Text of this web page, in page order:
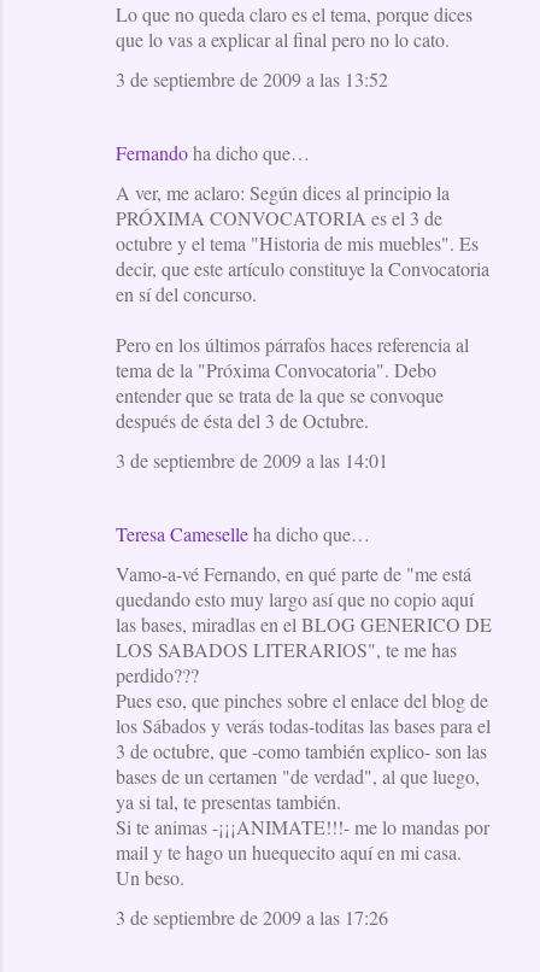
Lo que no queda claro es el tema, porque dices
que lo vas a explicar al final pero no lo cato.
3 de septiembre de 2009 a las 13:52
Fernandoha dicho que…
A ver, me aclaro: Según dices al principio la
PRÓXIMA CONVOCATORIA es el 3 de
octubre y el tema "Historia de mis muebles". Es
decir, que este artículo constituye la Convocatoria
en sí del concurso.
Pero en los últimos párrafos haces referencia al
tema de la "Próxima Convocatoria". Debo
entender que se trata de la que se convoque
después de ésta del 3 de Octubre.
3 de septiembre de 2009 a las 14:01
Teresa Cameselleha dicho que…
Vamo-a-vé Fernando, en qué parte de "me está
quedando esto muy largo así que no copio aquí
las bases, miradlas en el BLOG GENERICO DE
LOS SABADOS LITERARIOS", te me has
perdido???
Pues eso, que pinches sobre el enlace del blog de
los Sábados y verás todas-toditas las bases para el
3 de octubre, que -como también explico- son las
bases de un certamen "de verdad", al que luego,
ya si tal, te presentas también.
Si te animas -¡¡¡ANIMATE!!!- me lo mandas por
mail y te hago un huequecito aquí en mi casa.
Un beso.
3 de septiembre de 2009 a las 17:26